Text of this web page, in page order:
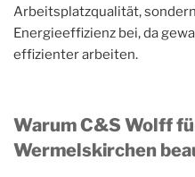
Arbeitsplatzqualität,
Energieeffizienz bei, da
effizienter arbeiten.
Warum C&S Wolff
Wermelskirchen